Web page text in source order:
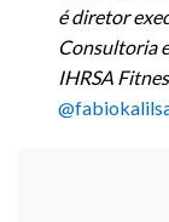
é diretor
Consultoria
IHRSA